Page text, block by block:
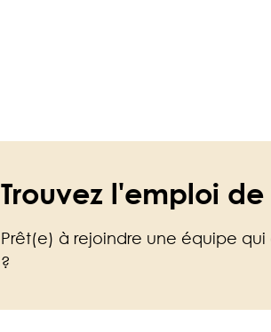
Trouvez l'emploi de
Prêt(e) à rejoindre une équipe
?